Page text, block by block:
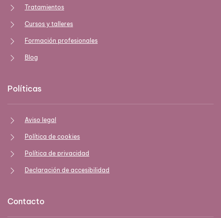
Tratamientos
Cursos y talleres
Formación profesionales
Blog
Políticas
Aviso legal
Política de cookies
Política de privacidad
Declaración de accesibilidad
Contacto